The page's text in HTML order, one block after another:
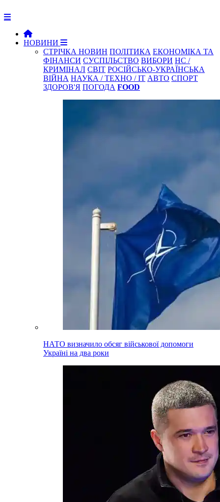
НОВИНИ
СТРІЧКА НОВИН ПОЛІТИКА ЕКОНОМІКА ТА
ФІНАНСИ СУСПІЛЬСТВО ВИБОРИ НС /
КРИМІНАЛ СВІТ РОСІЙСЬКО-УКРАЇНСЬКА
ВІЙНА НАУКА / ТЕХНО / IT АВТО СПОРТ
ЗДОРОВ'Я ПОГОДА FOOD
НАТО визначило обсяг військової допомоги
Україні на два роки